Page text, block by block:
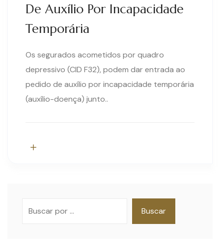
De Auxílio Por Incapacidade
Temporária
Os segurados acometidos por quadro
depressivo (CID F32), podem dar entrada ao
pedido de auxílio por incapacidade temporária
(auxílio-doença) junto..
Buscar